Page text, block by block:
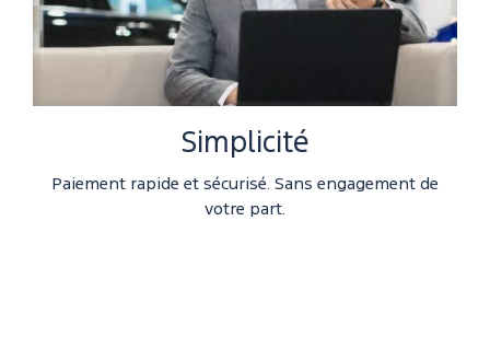
Simplicité
Paiement rapide et sécurisé. Sans engagement de
votre part.